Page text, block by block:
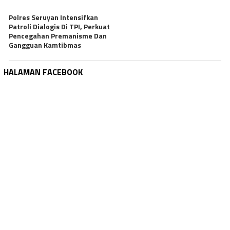
Polres Seruyan Intensifkan
Patroli Dialogis Di TPI, Perkuat
Pencegahan Premanisme Dan
Gangguan Kamtibmas
HALAMAN FACEBOOK